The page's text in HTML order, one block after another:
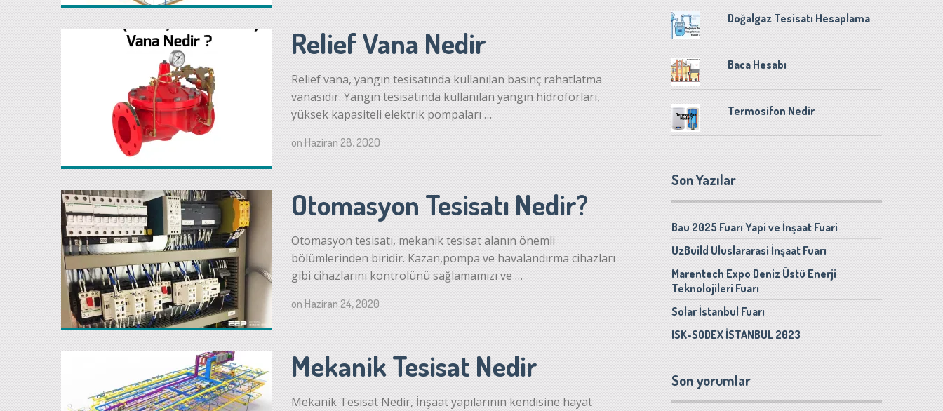
Relief Vana Nedir
Relief vana, yangın tesisatında kullanılan basınç rahatlatma
vanasıdır. Yangın tesisatında kullanılan yangın hidroforları,
yüksek kapasiteli elektrik pompaları …
on Haziran 28, 2020
Otomasyon Tesisatı Nedir?
Otomasyon tesisatı, mekanik tesisat alanın önemli
bölümlerinden biridir. Kazan,pompa ve havalandırma cihazları
gibi cihazlarını kontrolünü sağlamamızı ve …
on Haziran 24, 2020
Mekanik Tesisat Nedir
Mekanik Tesisat Nedir, İnşaat yapılarının kendisine hayat
Doğalgaz Tesisatı Hesaplama
Baca Hesabı
Termosifon Nedir
Son Yazılar
Bau 2025 Fuarı Yapi ve İnşaat Fuari
UzBuild Uluslararasi İnşaat Fuarı
Marentech Expo Deniz Üstü Enerji
Teknolojileri Fuarı
Solar İstanbul Fuarı
ISK-SODEX İSTANBUL 2023
Son yorumlar